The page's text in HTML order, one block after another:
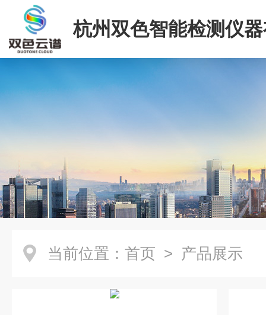
杭州双色智能检测仪
司
当前位置： 首页 > 产品展示